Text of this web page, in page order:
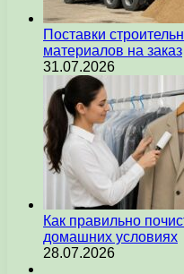
Поставки
материалов на заказ
31.07.2026
Как правильно
домашних условиях
28.07.2026